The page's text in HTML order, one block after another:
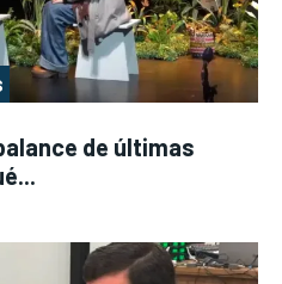
de últimas